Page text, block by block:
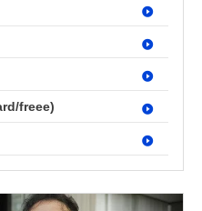
セミナー 2025.11.14更新
ー 2025.11.13更新
塾 2025.11.13更新
相談会
相談室のご案内
2026.07.06更新
名古屋オフィス
中津川オフィス
freee)